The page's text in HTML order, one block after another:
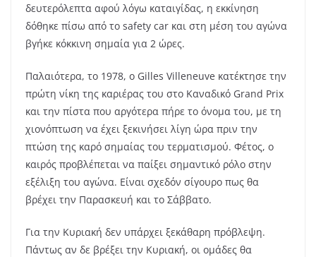
δευτερόλεπτα αφού λόγω καταιγίδας, η εκκίνηση
δόθηκε πίσω από το safety car και στη μέση του αγώνα
βγήκε κόκκινη σημαία για 2 ώρες.
Παλαιότερα, το 1978, ο Gilles Villeneuve κατέκτησε την
πρώτη νίκη της καριέρας του στο Καναδικό Grand Prix
και την πίστα που αργότερα πήρε το όνομα του, με τη
χιονόπτωση να έχει ξεκινήσει λίγη ώρα πριν την
πτώση της καρό σημαίας του τερματισμού. Φέτος, ο
καιρός προβλέπεται να παίξει σημαντικό ρόλο στην
εξέλιξη του αγώνα. Είναι σχεδόν σίγουρο πως θα
βρέχει την Παρασκευή και το Σάββατο.
Για την Κυριακή δεν υπάρχει ξεκάθαρη πρόβλεψη.
Πάντως αν δε βρέξει την Κυριακή, οι ομάδες θα